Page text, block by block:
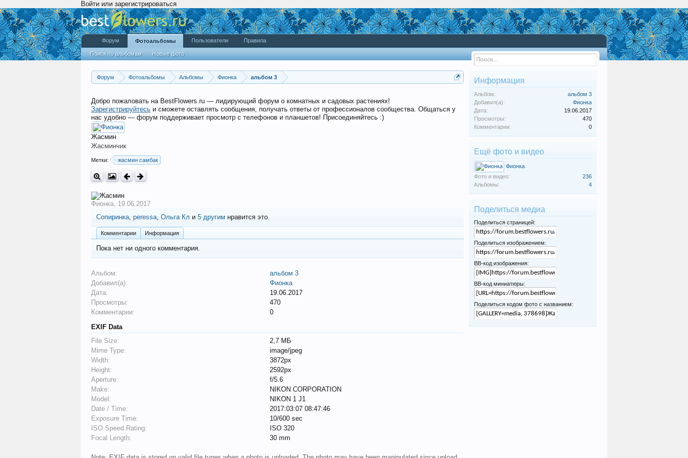
Войти или зарегистрироваться
Форум Фотоальбомы Альбомы Фионка альбом 3
Добро пожаловать на BestFlowers.ru — лидирующий форум о комнатных и садовых растениях!
Зарегистрируйтесь и сможете оставлять сообщения, получать ответы от профессионалов сообщества. Общаться у
нас удобно — форум поддерживает просмотр с телефонов и планшетов! Присоединяйтесь :)
Жасмин
Жасминчик
Метки: жасмин самбак
Фионка, 19.06.2017
Сопиринка, peressa, Ольга Кл и 5 другим нравится это.
Комментарии Информация
Пока нет ни одного комментария.
Альбом:
альбом 3
Добавил(а):
Фионка
Дата:
19.06.2017
Просмотры:
470
Комментарии:
0
EXIF Data
File Size:
2,7 МБ
Mime Type:
image/jpeg
Width:
3872px
Height:
2592px
Aperture:
f/5.6
Make:
NIKON CORPORATION
Model:
NIKON 1 J1
Date / Time:
2017:03:07 08:47:46
Exposure Time:
10/600 sec
ISO Speed Rating:
ISO 320
Focal Length:
30 mm
Информация
Альбом:
альбом 3
Добавил(а):
Фионка
Дата:
19.06.2017
Просмотры:
470
Комментарии:
0
Ещё фото и видео
Фионка
Фото и видео:
236
Альбомы:
4
Поделиться медиа
Поделиться страницей:
Поделиться изображением:
BB-код изображения:
BB-код миниатюры:
Поделиться кодом фото с названием:
Форум Фотоальбомы
Поиск по альбомам Новые фото
Пользователи Правила